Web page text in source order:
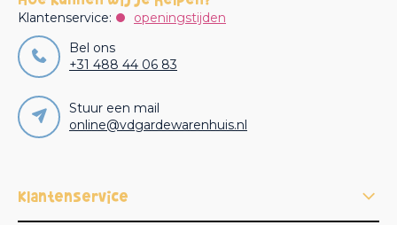
Klantenservice:
openingstijden
Bel ons
+31 488 44 06 83
Stuur een mail
online@vdgardewarenhuis.nl
Klantenservice